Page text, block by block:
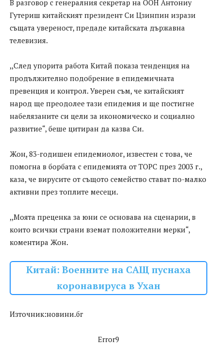
В разговор с генералния секретар на ООН Антониу
Гутериш китайският президент Си Цзинпин изрази
същата увереност, предаде китайската държавна
телевизия.
,,След упорита работа Китай показа тенденция на
продължително подобрение в епидемичната
превенция и контрол. Уверен съм, че китайският
народ ще преодолее тази епидемия и ще постигне
набелязаните си цели за икономическо и социално
развитие“, беше цитиран да казва Си.
Жон, 83-годишен епидемиолог, известен с това, че
помогна в борбата с епидемията от ТОРС през 2003 г.,
каза, че вирусите от същото семейство стават по-малко
активни през топлите месеци.
,,Моята преценка за юни се основава на сценарии, в
които всички страни вземат положителни мерки“,
коментира Жон.
Китай: Военните на САЩ пуснаха
коронавируса в Ухан
Източник:новини.бг
Error9